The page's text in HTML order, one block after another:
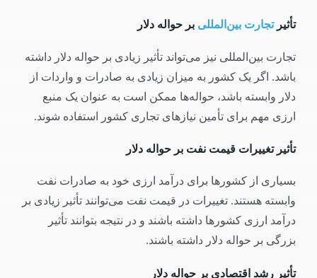
تأثیرتجارت بین‌المللی بر حواله دلار
تجارت بین‌المللی نیز می‌تواند تأثیر زیادی بر حواله دلار داشته
باشد. اگر یک کشور به میزان زیادی به صادرات و واردات از
دلار وابسته باشد، حواله‌ها ممکن است به عنوان یک منبع
ارزی مهم برای تأمین نیازهای تجاری کشور استفاده شوند.
تأثیر تغییرات قیمت نفت بر حواله دلار
بسیاری از کشورها برای درآمد ارزی خود به صادرات نفت
وابسته هستند. تغییرات در قیمت نفت می‌توانند تأثیر زیادی بر
درآمد ارزی کشورها داشته باشند و در نتیجه بتوانند تأثیر
بزرگی بر حواله دلار داشته باشند.
تأثیر رشد اقتصادی بر حواله دلار